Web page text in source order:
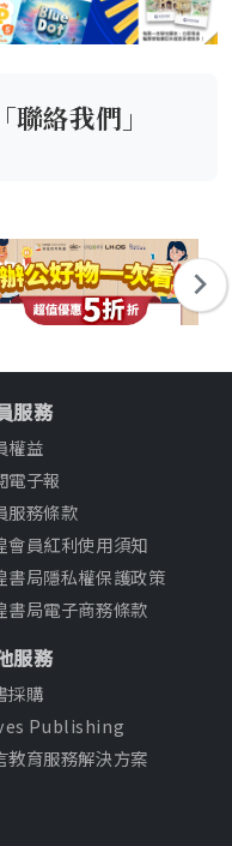
絡我們」
服務
權益
電子報
服務條款
會員紅利使用須知
書局隱私權保護政策
書局電子商務條款
服務
採購
Publishing
教育服務解決方案